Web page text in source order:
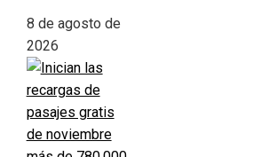
8 de agosto de
2026